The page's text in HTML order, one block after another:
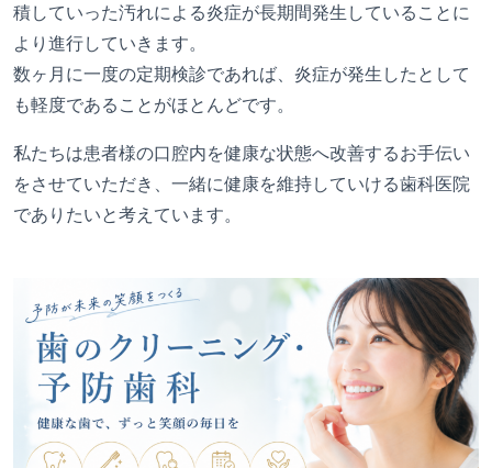
積していった汚れによる炎症が長期間発生していることに
より進行していきます。
数ヶ月に一度の定期検診であれば、炎症が発生したとして
も軽度であることがほとんどです。
私たちは患者様の口腔内を健康な状態へ改善するお手伝い
をさせていただき、一緒に健康を維持していける歯科医院
でありたいと考えています。